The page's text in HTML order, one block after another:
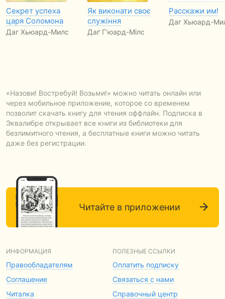
Секрет успеха
царя Соломона
Даг Хьюард-Милс
Як виконати своє
служіння
Даґ Г’юард-Мілс
Расскажи им!
Даг Хьюард-
«Назови! Востребуй! Возьми!» можно читать онлайн или
через мобильное приложение, которое со временем
позволит скачать книгу для чтения оффлайн. Подписка в
Эквалибре открывает все книги из библиотеки для
безлимитного чтения, а бесплатные книги можно читать
даже без регистрации.
Читайте в приложении
ИНФОРМАЦИЯ
Правообладателям
Соглашение
Читалка
ПОЛЕЗНЫЕ ССЫЛКИ
Оплатить подписку
Связаться с нами
Справочный центр